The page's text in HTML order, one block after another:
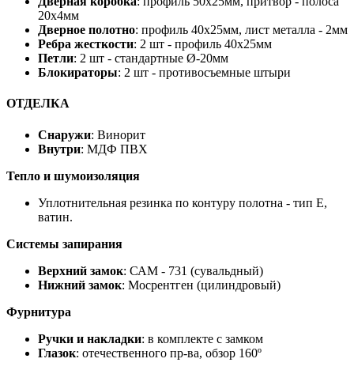
20х4мм
Дверное полотно: профиль 40х25мм, лист металла - 2мм
Ребра жесткости: 2 шт - профиль 40х25мм
Петли: 2 шт - стандартные Ø-20мм
Блокираторы: 2 шт - противосъемные штыри
ОТДЕЛКА
Снаружи: Винорит
Внутри: МДФ ПВХ
Тепло и шумоизоляция
Уплотнительная резинка по контуру полотна - тип Е,
ватин.
Системы запирания
Верхний замок: САМ - 731 (сувальдный)
Нижний замок: Мосрентген (цилиндровый)
Фурнитура
Ручки и накладки: в комплекте с замком
Глазок: отечественного пр-ва, обзор 160º